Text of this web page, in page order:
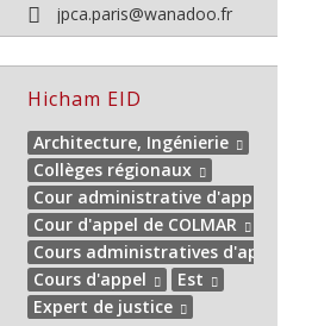
jpca.paris@wanadoo.fr
Hicham EID
Architecture, Ingénierie
Collèges régionaux
Cour administrative d'appel de
Cour d'appel de COLMAR
Cours administratives d'appel
Cours d'appel
Est
Expert de justice